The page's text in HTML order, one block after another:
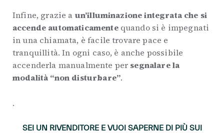
Infine, grazie a un’illuminazione integrata che si
accende automaticamentequando si è impegnati
in una chiamata, è facile trovare pace e
tranquillità. In ogni caso, è anche possibile
accenderla manualmente per segnalare la
modalità “non disturbare”.
.
SEI UN RIVENDITORE E VUOI SAPERNE DI PIÙ SUI